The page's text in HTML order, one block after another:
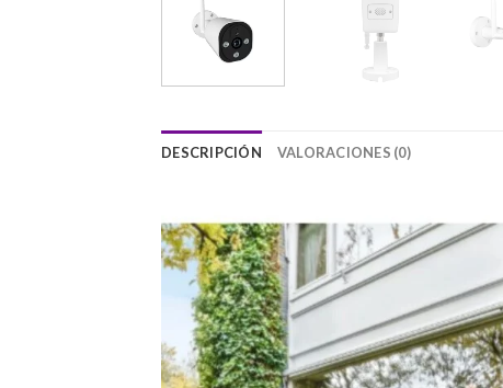
DESCRIPCIÓN VALORACIONES (0)